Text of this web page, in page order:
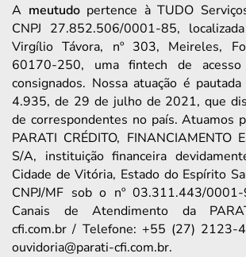
A meutudopertence à TUDO
CNPJ 27.852.506/0001-85,
Virgílio Távora, nº 303, Meireles,
60170-250, uma fintech de
consignados. Nossa atuação é
4.935, de 29 de julho de 2021, que
de correspondentes no país. Atuamos
PARATI CRÉDITO, FINANCIAMENTO
S/A, instituição financeira
Cidade de Vitória, Estado do Espírito
CNPJ/MF sob o nº 03.311.443/0001-
Canais de Atendimento da
cfi.com.br / Telefone: +55 (27) 2123-
ouvidoria@parati-cfi.com.br.